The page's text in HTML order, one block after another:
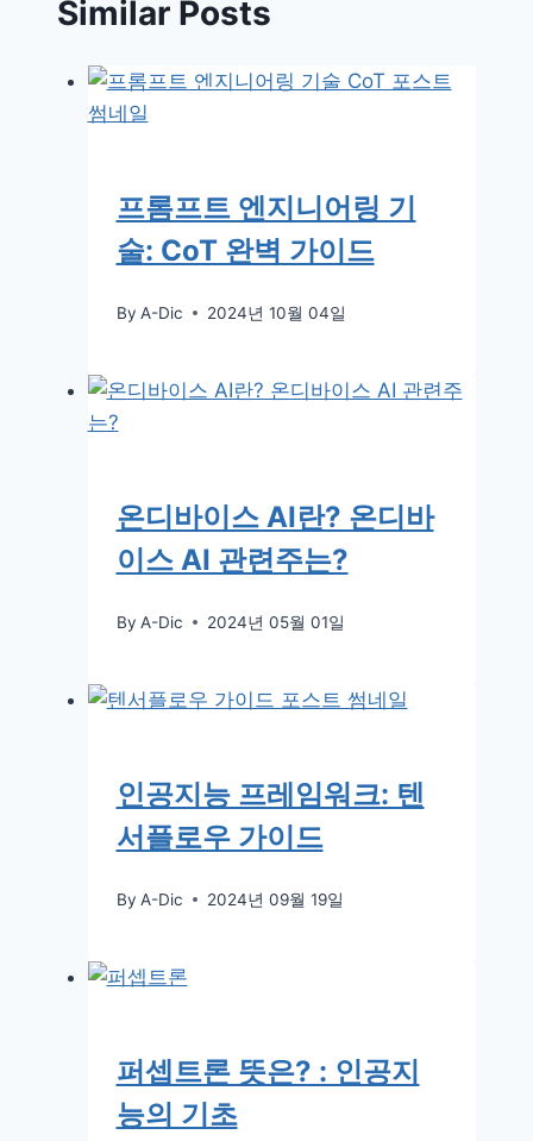
Similar Posts
프롬프트 엔지니어링 기
술: CoT 완벽 가이드
By A-Dic 2024년 10월 04일
온디바이스 AI란? 온디바
이스 AI 관련주는?
By A-Dic 2024년 05월 01일
인공지능 프레임워크: 텐
서플로우 가이드
By A-Dic 2024년 09월 19일
퍼셉트론 뜻은? : 인공지
능의 기초